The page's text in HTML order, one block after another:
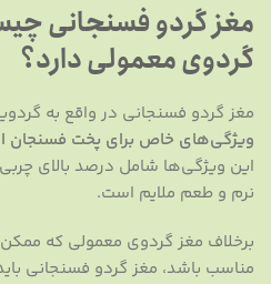
مغز گردو فسنجانی
گردوی معمولی دارد؟
مغز گردو فسنجانی در واقع به
ویژگی‌های خاص برای پخت فسنجان
این ویژگی‌ها شامل درصد بالای
نرم و طعم ملایم است.
برخلاف مغز گردوی معمولی که
مناسب باشد، مغز گردو فسنجانی